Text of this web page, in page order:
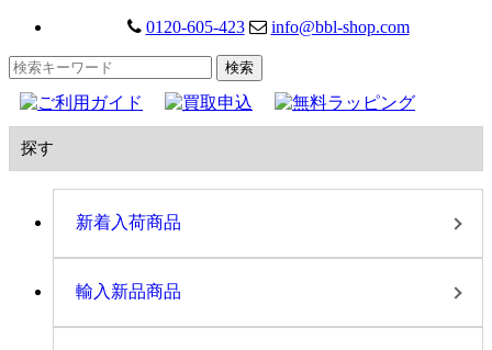
0120-605-423 info@bbl-shop.com
探す
新着入荷商品
輸入新品商品